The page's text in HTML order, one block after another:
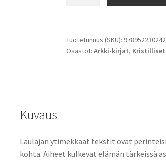
Tuotetunnus (SKU):
Osastot: Arkki-kirjat,
Kuvaus
Laulajan ytimekkäät tekstit ovat
kohta. Aiheet kulkevat elämän tärkeissä